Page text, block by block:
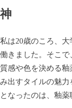
神
私は20歳のころ、
働きました。そこ
質感や色を決める
み出すタイルの魅
となったのは、釉薬